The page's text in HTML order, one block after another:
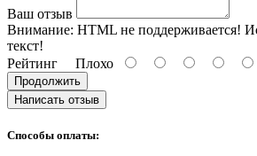
Ваш отзыв
Внимание: HTML не поддерживается!
текст!
Рейтинг Плохо
Продолжить
Написать отзыв
Способы оплаты: